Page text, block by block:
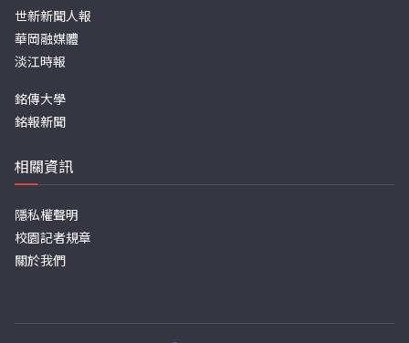
世新新聞人報
華岡融媒體
淡江時報
銘傳大學
銘報新聞
相關資訊
隱私權聲明
校園記者規章
關於我們